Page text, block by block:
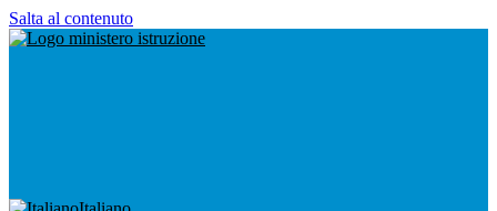
Salta al contenuto